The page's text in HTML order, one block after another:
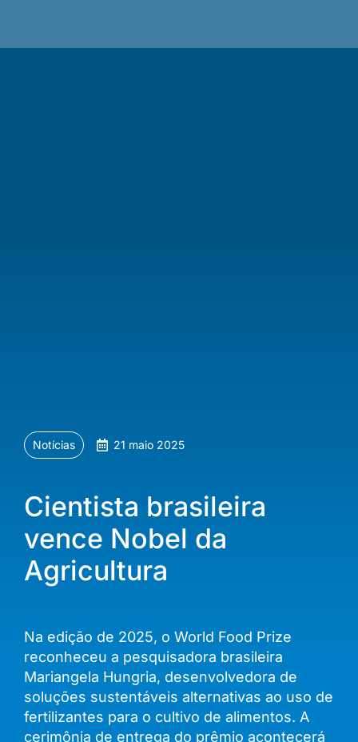
Notícias 21 maio 2025
Cientista brasileira
vence Nobel da
Agricultura
Na edição de 2025, o World Food Prize
reconheceu a pesquisadora brasileira
Mariangela Hungria, desenvolvedora de
soluções sustentáveis alternativas ao uso de
fertilizantes para o cultivo de alimentos. A
cerimônia de entrega do prêmio acontecerá